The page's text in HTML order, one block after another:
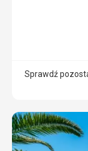
Sprawdź